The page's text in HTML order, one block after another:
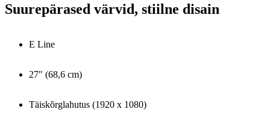
Suurepärased värvid, stiilne disain
E Line
27" (68,6 cm)
Täiskõrglahutus (1920 x 1080)